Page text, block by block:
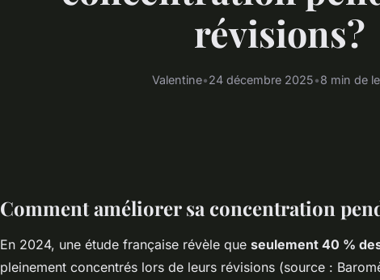
révisions?
Valentine•24 décembre 2025•8 min de
Comment améliorer sa concentration
En 2024, une étude française révèle que seulement 40 %
pleinement concentrés lors de leurs révisions (source :